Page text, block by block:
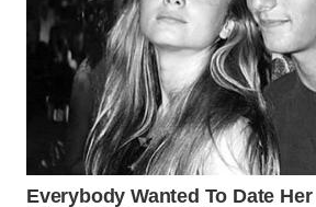
BOGOR
WN
DEPOK
WN
TAPANULI
UTARA